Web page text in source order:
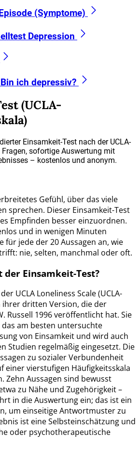
(Symptome)
Depression
ich depressiv?
(UCLA-
Einsamkeit-Test nach der UCLA-
sofortige Auswertung mit
– kostenlos und anonym.
Gefühl, über das viele
sprechen. Dieser Einsamkeit-Test
Empfinden besser einzuordnen.
und in wenigen Minuten
für jede der 20 Aussagen an, wie
nie, selten, manchmal oder oft.
Einsamkeit-Test?
UCLA Loneliness Scale (UCLA-
ihrer dritten Version, die der
Russell 1996 veröffentlicht hat. Sie
am besten untersuchte
von Einsamkeit und wird auch
Studien regelmäßig eingesetzt. Die
zu sozialer Verbundenheit
einer vierstufigen Häufigkeitsskala
Zehn Aussagen sind bewusst
zu Nähe und Zugehörigkeit –
in die Auswertung ein; das ist ein
um einseitige Antwortmuster zu
ist eine Selbsteinschätzung und
oder psychotherapeutische